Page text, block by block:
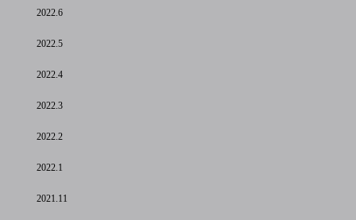
2022.6
2022.5
2022.4
2022.3
2022.2
2022.1
2021.11